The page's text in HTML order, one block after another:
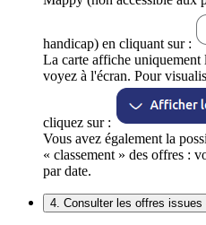
handicap) en cliquant sur :
La carte affiche
voyez à l'écran. Pour
cliquez sur :
Vous avez également la
« classement » des offres :
par date.
4. Consulter les offres issues